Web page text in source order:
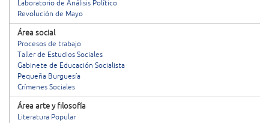
Laboratorio de Análisis Político
Revolución de Mayo
Área social
Procesos de trabajo
Taller de Estudios Sociales
Gabinete de Educación Socialista
Pequeña Burguesía
Crímenes Sociales
Área arte y filosofía
Literatura Popular